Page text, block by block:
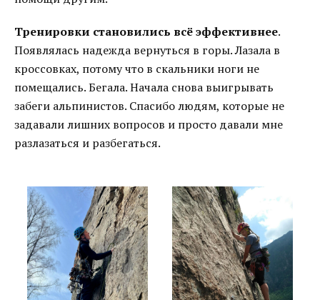
Тренировки становились всё эффективнее.
Появлялась надежда вернуться в горы. Лазала в
кроссовках, потому что в скальники ноги не
помещались. Бегала. Начала снова выигрывать
забеги альпинистов. Спасибо людям, которые не
задавали лишних вопросов и просто давали мне
разлазаться и разбегаться.